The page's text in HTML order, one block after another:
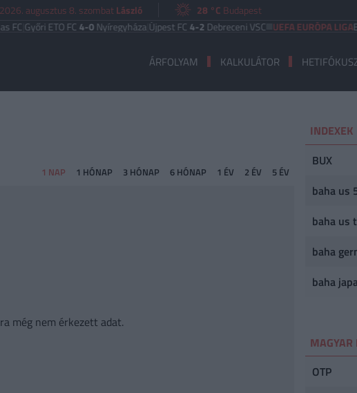
2026. augusztus 8. szombatLászló 28 °C Budapest
ETO FC4-0Nyíregyháza|Újpest FC4-2Debreceni VSC UEFA EURÓPA LIGA
ÁRFOLYAM KALKULÁTOR
1 NAP 1 HÓNAP 3 HÓNAP 6 HÓNAP 1 ÉV 2 ÉV 5 ÉV
még nem érkezett adat.
INDEXEK
BUX
baha us
baha us
baha
baha
MAGYAR
OTP